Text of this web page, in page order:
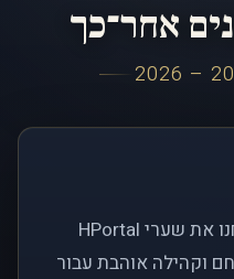
אחר־כך
לפני כמעט שני עשורים, פתחנו את שערי HPortal
וקהילה אוהבת עבור